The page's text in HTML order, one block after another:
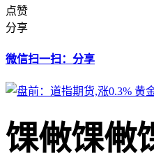
点赞
分享
微信扫一扫：分享
馃敒馃敒